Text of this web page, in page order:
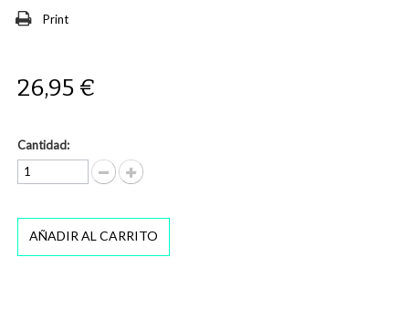
Print
26,95 €
Cantidad:
AÑADIR AL CARRITO